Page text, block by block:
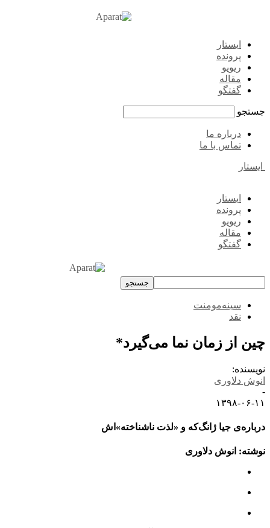
ایستار
پرونده
ریویو
مقاله
گفتگو
جستجو
درباره ما
تماس با ما
ایستار
ایستار
پرونده
ریویو
مقاله
گفتگو
سینه‌مومنت
نقد
چین از زمان نما می‌گیرد*
نویسنده:
انوش دلاوری
-
۱۳۹۸-۰۶-۱۱
درباره‌ی جیا ژانگ‌که و «لذت ناشناخته»اش
نوشته: انوش دلاوری